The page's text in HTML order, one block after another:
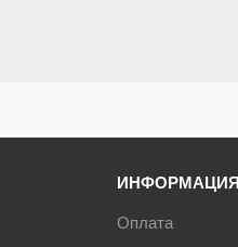
ИНФОРМАЦИЯ
Оплата